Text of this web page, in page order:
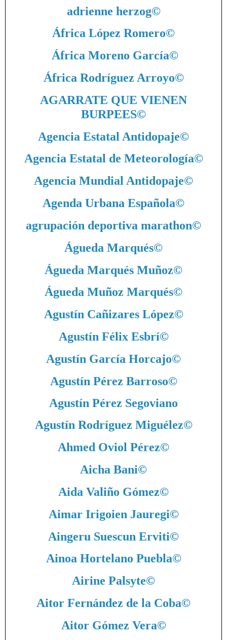
adrienne herzog©
África López Romero©
África Moreno García©
África Rodríguez Arroyo©
AGARRATE QUE VIENEN
BURPEES©
Agencia Estatal Antidopaje©
Agencia Estatal de Meteorología©
Agencia Mundial Antidopaje©
Agenda Urbana Española©
agrupación deportiva marathon©
Águeda Marqués©
Águeda Marqués Muñoz©
Águeda Muñoz Marqués©
Agustín Cañizares López©
Agustín Félix Esbrí©
Agustín García Horcajo©
Agustín Pérez Barroso©
Agustín Pérez Segoviano
Agustín Rodríguez Miguélez©
Ahmed Oviol Pérez©
Aicha Bani©
Aida Valiño Gómez©
Aimar Irigoien Jauregi©
Aingeru Suescun Erviti©
Ainoa Hortelano Puebla©
Airine Palsyte©
Aitor Fernández de la Coba©
Aitor Gómez Vera©